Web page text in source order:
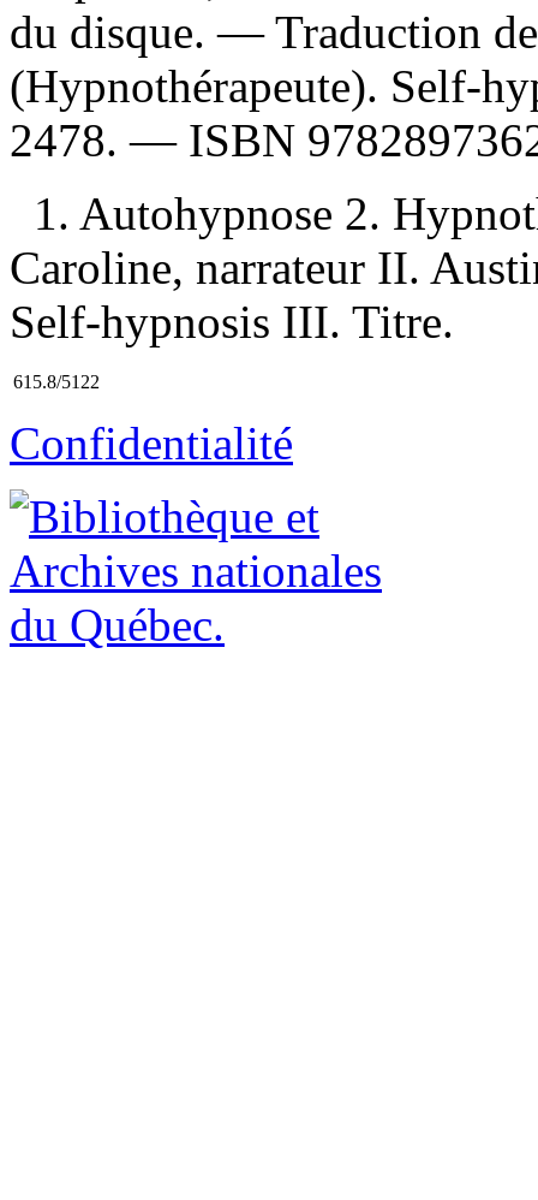
du disque. —Traduction
(Hypnothérapeute). Self-
2478. — ISBN
1. Autohypnose 2.
Caroline, narrateur II.
Self-hypnosis III. Titre.
615.8/5122
Confidentialité